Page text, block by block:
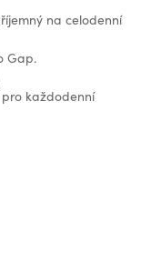
na celodenní
Gap.
pro každodenní